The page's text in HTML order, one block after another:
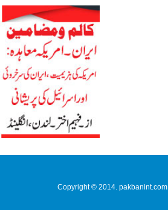
Copyright © 2014. pakbanint.com